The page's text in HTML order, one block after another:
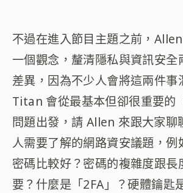
不過在進入節目主題之前，
一個觀念，釐清隱私與資訊安全
差異，因為不少人會將這兩件事
Titan 會從最基本但卻很重要的
問題出發，請 Allen 來跟大家聊
人需要了解的網路資安議題，例
密碼比較好？密碼的複雜度跟長
要？什麼是「2FA」？硬體鑰匙